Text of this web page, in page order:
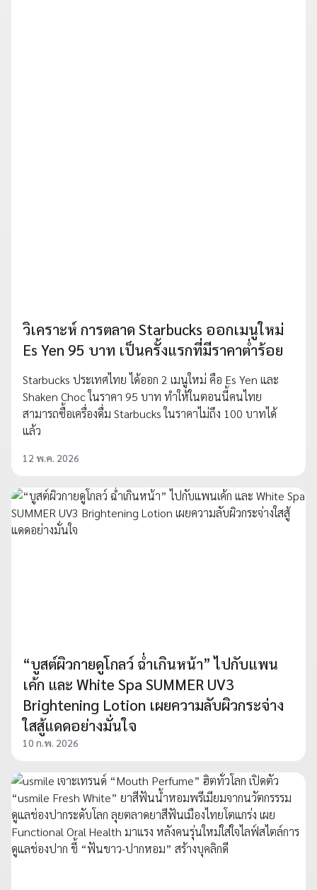
วิเคราะห์ การตลาด Starbucks ออกเมนูใหม่
Es Yen 95 บาท เป็นครั้งแรกที่มีราคาต่ำร้อย
Starbucks ประเทศไทย ได้ออก 2 เมนูใหม่ คือ Es Yen และ
Shaken Choc ในราคา 95 บาท ทำให้ในตอนนี้คนไทย
สามารถซื้อเครื่องดื่ม Starbucks ในราคาไม่ถึง 100 บาทได้
แล้ว
12 พ.ค. 2026
“บูสต์ผิวกายดูโกลว์ ฉ่ำเกินหน้า” ไปกับแพน
เค้ก และ White Spa SUMMER UV3
Brightening Lotion เผยความลับผิวกระจ่าง
ใสสู้แดดอย่างมั่นใจ
10 ก.พ. 2026